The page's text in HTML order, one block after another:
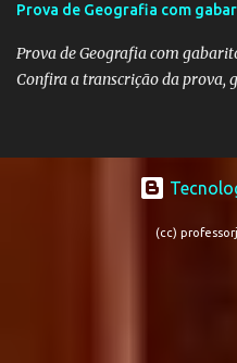
Prova de Geografia com
Prova de Geografia com
Confira a transcrição da prova,
(cc)